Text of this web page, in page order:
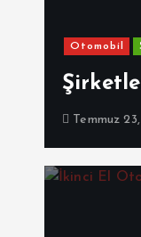
Otomobil
Temmuz